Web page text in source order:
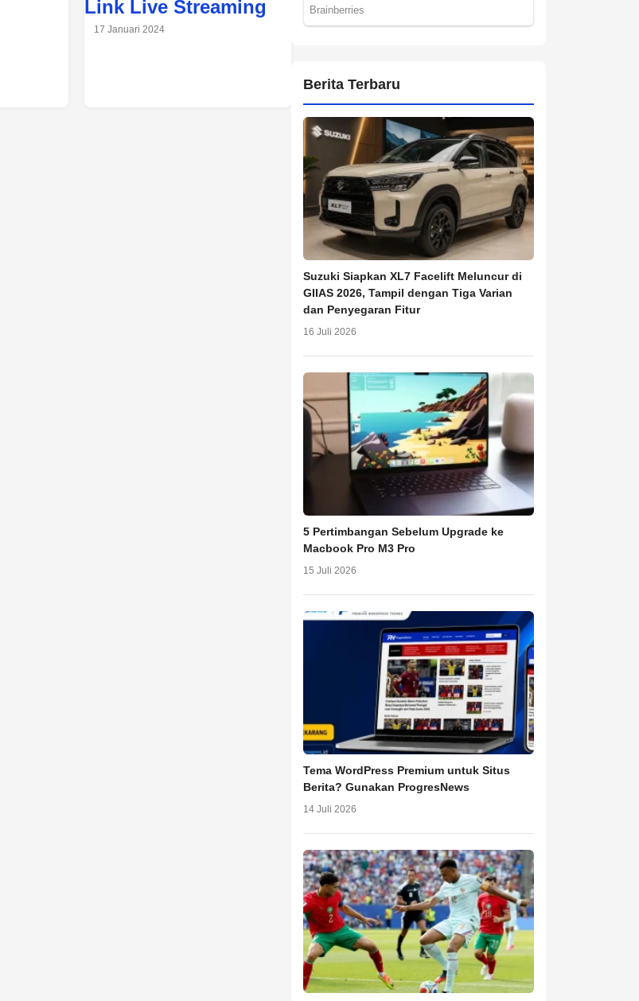
Link Live Streaming
17 Januari 2024
Berita Terbaru
Suzuki Siapkan XL7 Facelift Meluncur di
GIIAS 2026, Tampil dengan Tiga Varian
dan Penyegaran Fitur
16 Juli 2026
5 Pertimbangan Sebelum Upgrade ke
Macbook Pro M3 Pro
15 Juli 2026
Tema WordPress Premium untuk Situs
Berita? Gunakan ProgresNews
14 Juli 2026